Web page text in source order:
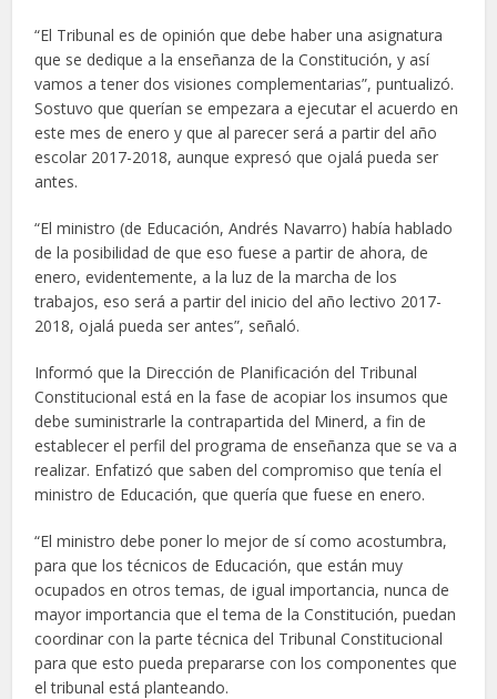
“El Tribunal es de opinión que debe haber una asignatura
que se dedique a la enseñanza de la Constitución, y así
vamos a tener dos visiones complementarias”, puntualizó.
Sostuvo que querían se empezara a ejecutar el acuerdo en
este mes de enero y que al parecer será a partir del año
escolar 2017-2018, aunque expresó que ojalá pueda ser
antes.
“El ministro (de Educación, Andrés Navarro) había hablado
de la posibilidad de que eso fuese a partir de ahora, de
enero, evidentemente, a la luz de la marcha de los
trabajos, eso será a partir del inicio del año lectivo 2017-
2018, ojalá pueda ser antes”, señaló.
Informó que la Dirección de Planificación del Tribunal
Constitucional está en la fase de acopiar los insumos que
debe suministrarle la contrapartida del Minerd, a fin de
establecer el perfil del programa de enseñanza que se va a
realizar. Enfatizó que saben del compromiso que tenía el
ministro de Educación, que quería que fuese en enero.
“El ministro debe poner lo mejor de sí como acostumbra,
para que los técnicos de Educación, que están muy
ocupados en otros temas, de igual importancia, nunca de
mayor importancia que el tema de la Constitución, puedan
coordinar con la parte técnica del Tribunal Constitucional
para que esto pueda prepararse con los componentes que
el tribunal está planteando.